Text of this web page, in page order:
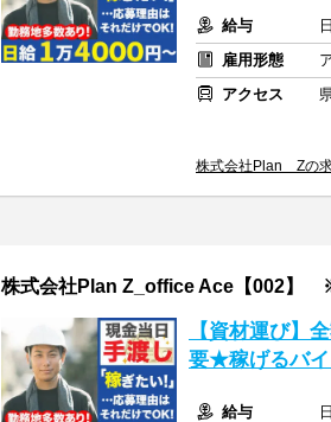
給与
雇用形態
アクセス
株式会社Plan Zの
株式会社Plan Z_office Ace【002】
【資材運び】
要★稼げるバイ
給与